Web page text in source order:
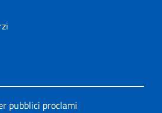
pubblici proclami